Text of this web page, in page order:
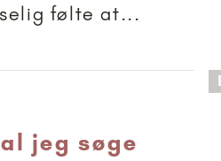
følte at...
jeg søge